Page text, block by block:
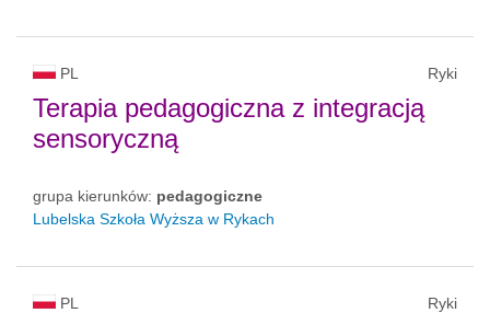
PL Ryki
Terapia pedagogiczna z integracją
sensoryczną
grupa kierunków: pedagogiczne
Lubelska Szkoła Wyższa w Rykach
PL Ryki